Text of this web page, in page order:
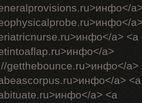
a> <a
a>
getthebounce.ru>инфо</a>
a> <a
a> <a